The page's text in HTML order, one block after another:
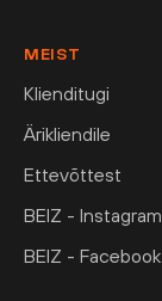
MEIST
Klienditugi
Ärikliendile
Ettevõttest
BEIZ - Instagram
BEIZ - Facebook